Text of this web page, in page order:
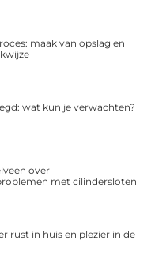
maak van opslag en
wat kun je verwachten?
over
met cilindersloten
rust in huis en plezier in de